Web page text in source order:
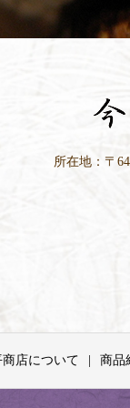
所在地：〒
店について 商品